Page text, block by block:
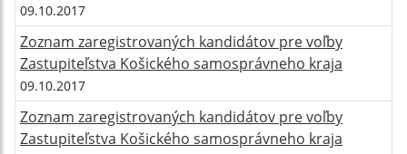
09.10.2017
Zoznam zaregistrovaných kandidátov pre voľby
Zastupiteľstva Košického samosprávneho kraja
09.10.2017
Zoznam zaregistrovaných kandidátov pre voľby
Zastupiteľstva Košického samosprávneho kraja